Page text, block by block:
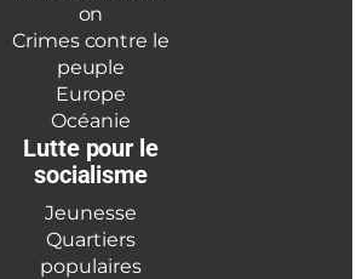
on
Crimes contre le
peuple
Europe
Océanie
Lutte pour le
socialisme
Jeunesse
Quartiers
populaires